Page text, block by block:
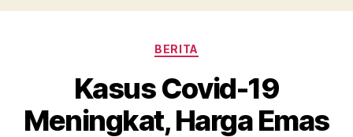
Kategori
BERITA
Kasus Covid-19
Meningkat, Harga Emas